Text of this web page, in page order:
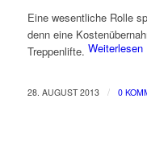
Eine wesentliche Rolle
denn eine
Treppenlifte. Weiterlesen
28. AUGUST 2013 / 0